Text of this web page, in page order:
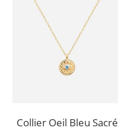
Collier Oeil Bleu Sacré